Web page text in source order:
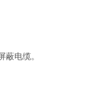
电缆。